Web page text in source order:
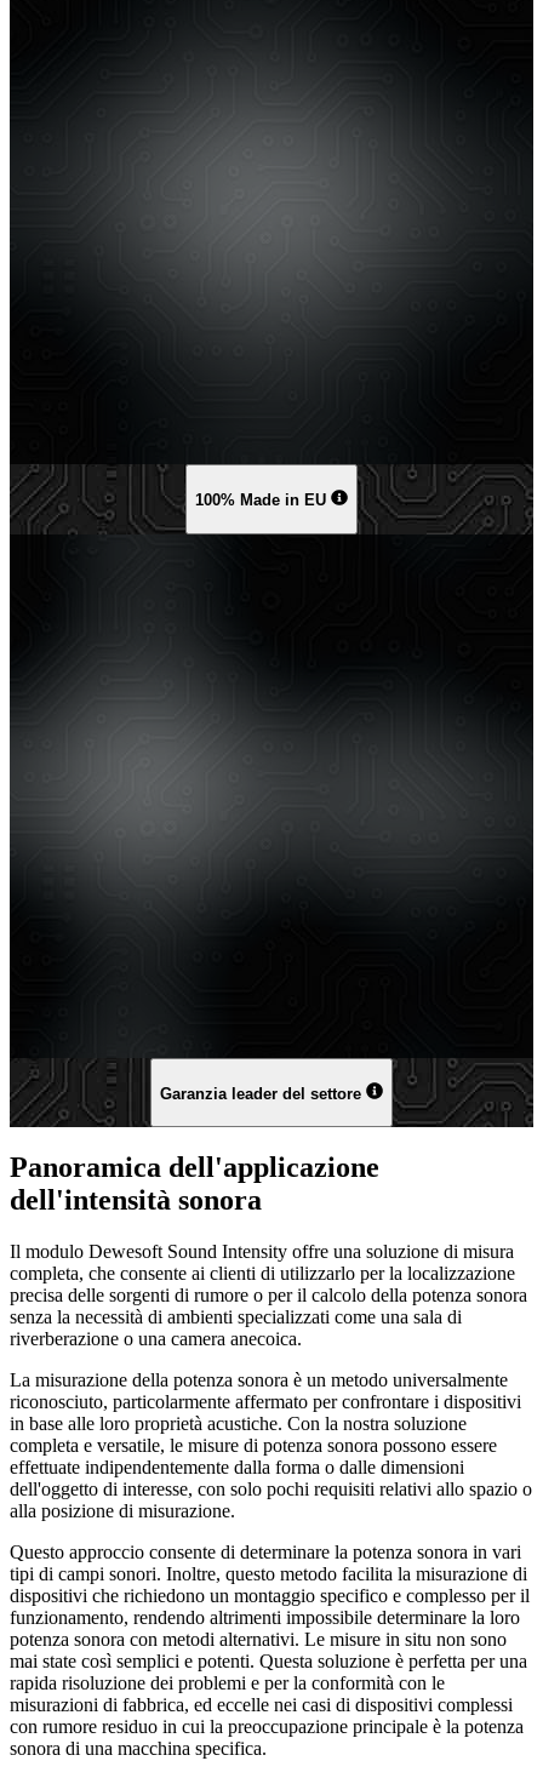
100% Made in EU
Garanzia leader del settore
Panoramica dell'applicazione
dell'intensità sonora
Il modulo Dewesoft Sound Intensity offre una soluzione di misura
completa, che consente ai clienti di utilizzarlo per la localizzazione
precisa delle sorgenti di rumore o per il calcolo della potenza sonora
senza la necessità di ambienti specializzati come una sala di
riverberazione o una camera anecoica.
La misurazione della potenza sonora è un metodo universalmente
riconosciuto, particolarmente affermato per confrontare i dispositivi
in base alle loro proprietà acustiche. Con la nostra soluzione
completa e versatile, le misure di potenza sonora possono essere
effettuate indipendentemente dalla forma o dalle dimensioni
dell'oggetto di interesse, con solo pochi requisiti relativi allo spazio o
alla posizione di misurazione.
Questo approccio consente di determinare la potenza sonora in vari
tipi di campi sonori. Inoltre, questo metodo facilita la misurazione di
dispositivi che richiedono un montaggio specifico e complesso per il
funzionamento, rendendo altrimenti impossibile determinare la loro
potenza sonora con metodi alternativi. Le misure in situ non sono
mai state così semplici e potenti. Questa soluzione è perfetta per una
rapida risoluzione dei problemi e per la conformità con le
misurazioni di fabbrica, ed eccelle nei casi di dispositivi complessi
con rumore residuo in cui la preoccupazione principale è la potenza
sonora di una macchina specifica.